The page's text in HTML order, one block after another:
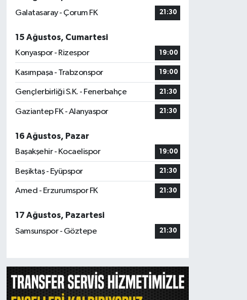
Galatasaray - Çorum FK
21:30
15 Ağustos, Cumartesi
Konyaspor - Rizespor
19:00
Kasımpaşa - Trabzonspor 19:00
Gençlerbirliği S.K. - Fenerbahçe 21:30
Gaziantep FK - Alanyaspor 21:30
16 Ağustos, Pazar
Başakşehir - Kocaelispor
19:00
Beşiktaş - Eyüpspor 21:30
Amed - Erzurumspor FK 21:30
17 Ağustos, Pazartesi
Samsunspor - Göztepe
21:30